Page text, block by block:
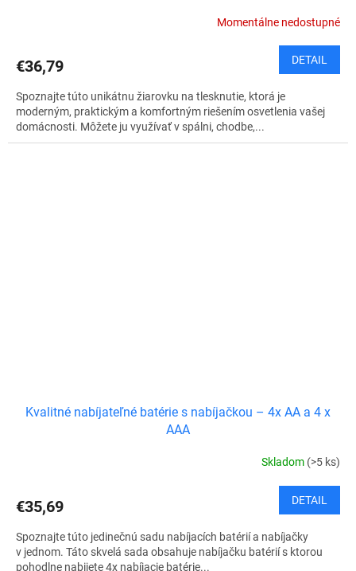
A
R
M
Momentálne nedostupné
€36,79 DETAIL
Spoznajte túto unikátnu žiarovku na tlesknutie, ktorá je
moderným, praktickým a komfortným riešením osvetlenia vašej
domácnosti. Môžete ju využívať v spálni, chodbe,...
Kvalitné nabíjateľné batérie s nabíjačkou – 4x AA a 4 x
AAA
Skladom (>5 ks)
€35,69 DETAIL
Spoznajte túto jedinečnú sadu nabíjacích batérií a nabíjačky
v jednom. Táto skvelá sada obsahuje nabíjačku batérií s ktorou
pohodlne nabijete 4x nabíjacie batérie...